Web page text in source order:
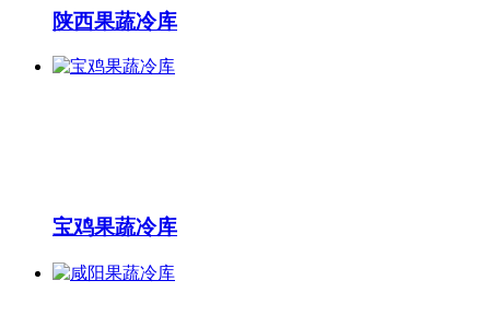
陕西果蔬冷库
宝鸡果蔬冷库